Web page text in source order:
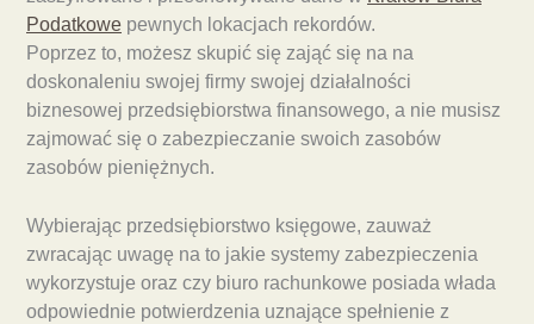
Podatkowe pewnych lokacjach rekordów.
Poprzez to, możesz skupić się zająć się na na
doskonaleniu swojej firmy swojej działalności
biznesowej przedsiębiorstwa finansowego, a nie musisz
zajmować się o zabezpieczanie swoich zasobów
zasobów pieniężnych.
Wybierając przedsiębiorstwo księgowe, zauważ
zwracając uwagę na to jakie systemy zabezpieczenia
wykorzystuje oraz czy biuro rachunkowe posiada włada
odpowiednie potwierdzenia uznające spełnienie z